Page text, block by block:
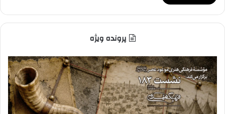
پرونده ویژه